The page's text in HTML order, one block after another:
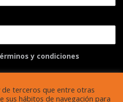
y condiciones
de terceros que entre otras
sus hábitos de navegación para